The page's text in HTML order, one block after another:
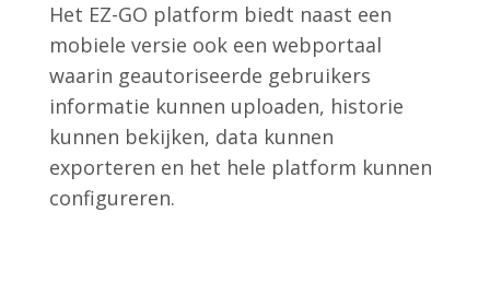
Het EZ-GO platform biedt naast een
mobiele versie ook een webportaal
waarin geautoriseerde gebruikers
informatie kunnen uploaden, historie
kunnen bekijken, data kunnen
exporteren en het hele platform kunnen
configureren.